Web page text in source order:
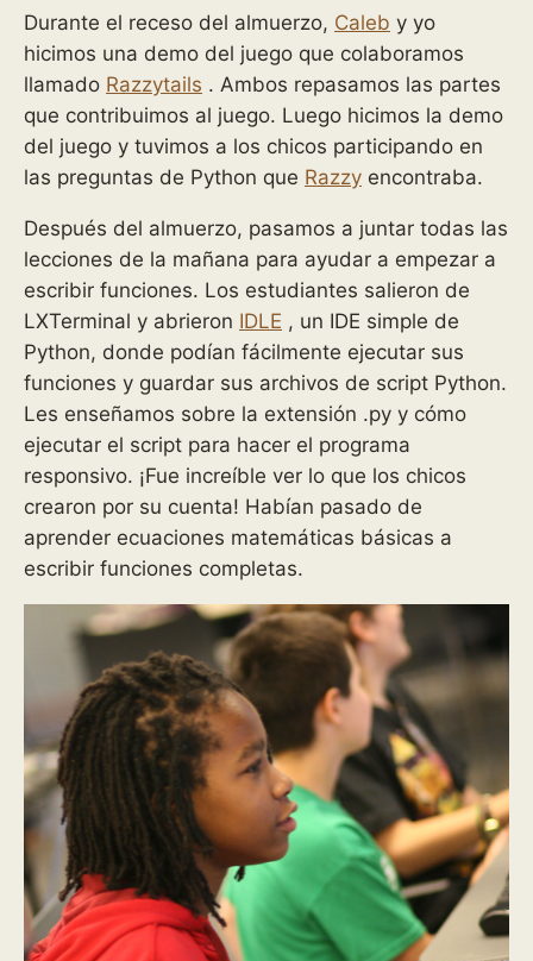
Durante el receso del almuerzo, Caleb y yo
hicimos una demo del juego que colaboramos
llamado Razzytails . Ambos repasamos las partes
que contribuimos al juego. Luego hicimos la demo
del juego y tuvimos a los chicos participando en
las preguntas de Python que Razzy encontraba.
Después del almuerzo, pasamos a juntar todas las
lecciones de la mañana para ayudar a empezar a
escribir funciones. Los estudiantes salieron de
LXTerminal y abrieron IDLE , un IDE simple de
Python, donde podían fácilmente ejecutar sus
funciones y guardar sus archivos de script Python.
Les enseñamos sobre la extensión .py y cómo
ejecutar el script para hacer el programa
responsivo. ¡Fue increíble ver lo que los chicos
crearon por su cuenta! Habían pasado de
aprender ecuaciones matemáticas básicas a
escribir funciones completas.